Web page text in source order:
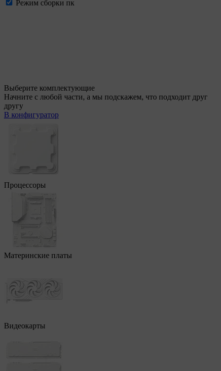
Режим сборки пк
Выберите комплектующие
Начните с любой части, а мы подскажем, что подходит друг
другу
В конфигуратор
Процессоры
Материнские платы
Видеокарты